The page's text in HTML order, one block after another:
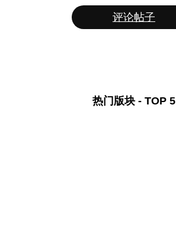
评论帖子
热门版块 - TOP 5